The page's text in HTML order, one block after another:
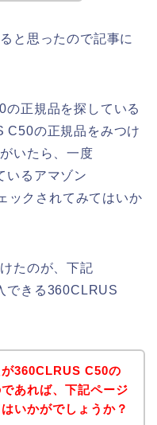
と思ったので記事に
正規品を探している
C50の正規品をみつけ
いたら、一度
いるアマゾン
ックされてみてはいか
たのが、下記
できる360CLRUS
360CLRUS C50の
あれば、下記ページ
いかがでしょうか？